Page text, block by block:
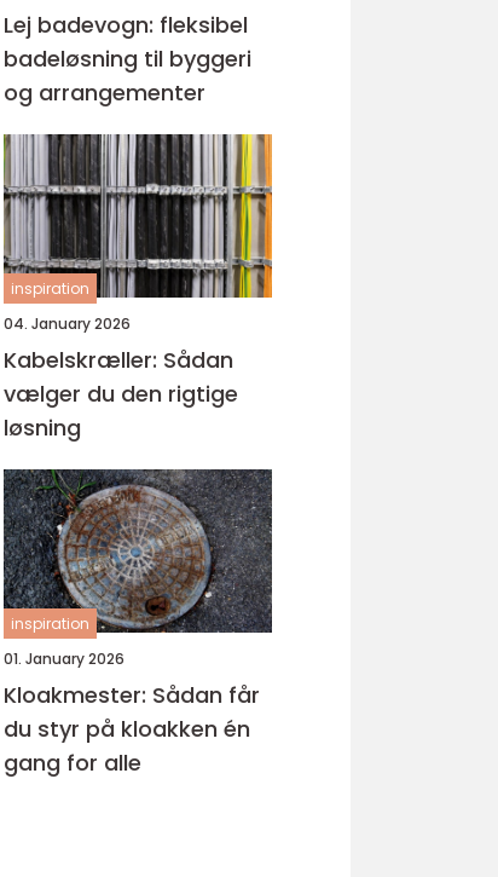
Lej badevogn: fleksibel
badeløsning til byggeri
og arrangementer
inspiration
04. January 2026
Kabelskræller: Sådan
vælger du den rigtige
løsning
inspiration
01. January 2026
Kloakmester: Sådan får
du styr på kloakken én
gang for alle